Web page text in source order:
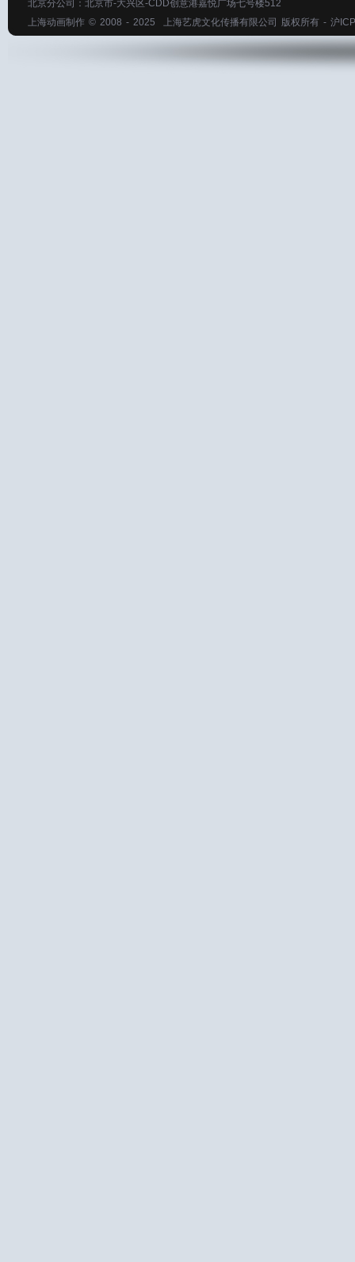
北京分公司：北京市-大兴区-CDD创意港嘉悦广场七号楼512
上海动画制作 © 2008 - 2025 上海艺虎文化传播有限公司 版权所有 - 沪